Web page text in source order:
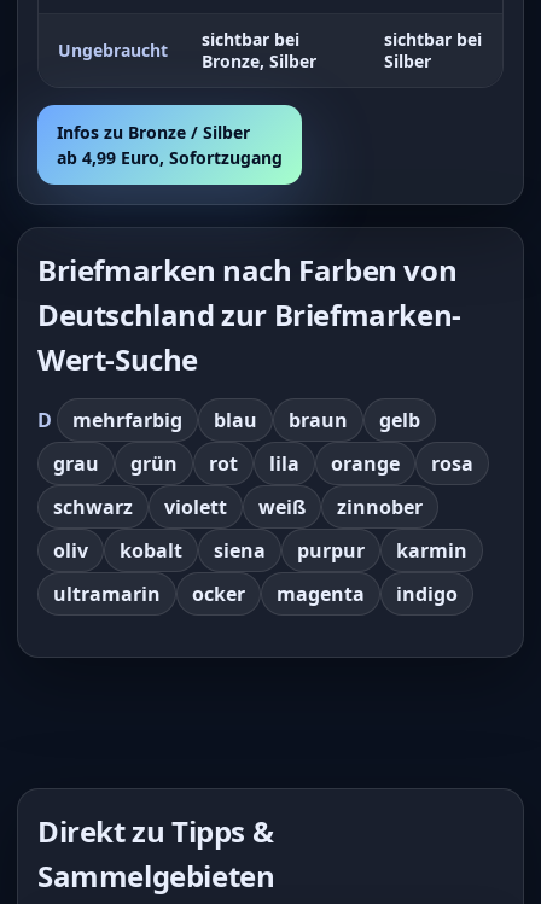
Ungebraucht
sichtbar bei
Bronze, Silber
sichtbar bei
Silber
Infos zu Bronze / Silber
ab 4,99 Euro, Sofortzugang
Briefmarken nach Farben von
Deutschland zur Briefmarken-
Wert-Suche
D mehrfarbig blau braun
gelb
grau
grün rot lila orange
rosa
schwarz
violett weiß
zinnober
oliv
kobalt siena purpur
karmin
ultramarin
ocker magenta indigo
Direkt zu Tipps &
Sammelgebieten